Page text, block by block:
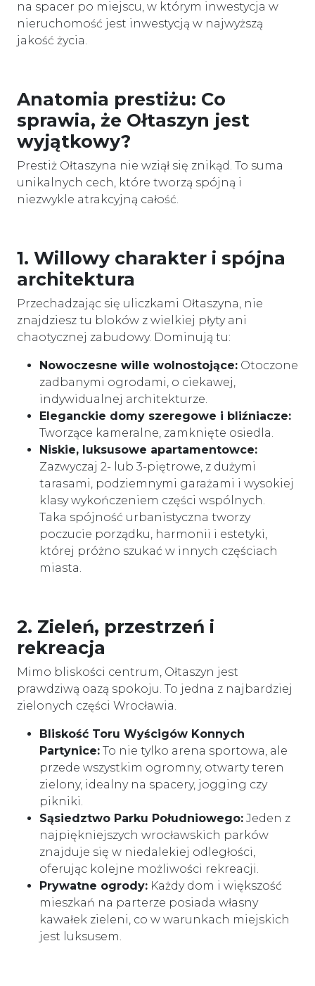
na spacer po miejscu, w którym inwestycja w
nieruchomość jest inwestycją w najwyższą
jakość życia.
Anatomia prestiżu: Co
sprawia, że Ołtaszyn jest
wyjątkowy?
Prestiż Ołtaszyna nie wziął się znikąd. To suma
unikalnych cech, które tworzą spójną i
niezwykle atrakcyjną całość.
1. Willowy charakter i spójna
architektura
Przechadzając się uliczkami Ołtaszyna, nie
znajdziesz tu bloków z wielkiej płyty ani
chaotycznej zabudowy. Dominują tu:
Nowoczesne wille wolnostojące: Otoczone
zadbanymi ogrodami, o ciekawej,
indywidualnej architekturze.
Eleganckie domy szeregowe i bliźniacze:
Tworzące kameralne, zamknięte osiedla.
Niskie, luksusowe apartamentowce:
Zazwyczaj 2- lub 3-piętrowe, z dużymi
tarasami, podziemnymi garażami i wysokiej
klasy wykończeniem części wspólnych.
Taka spójność urbanistyczna tworzy
poczucie porządku, harmonii i estetyki,
której próżno szukać w innych częściach
miasta.
2. Zieleń, przestrzeń i
rekreacja
Mimo bliskości centrum, Ołtaszyn jest
prawdziwą oazą spokoju. To jedna z najbardziej
zielonych części Wrocławia.
Bliskość Toru Wyścigów Konnych
Partynice: To nie tylko arena sportowa, ale
przede wszystkim ogromny, otwarty teren
zielony, idealny na spacery, jogging czy
pikniki.
Sąsiedztwo Parku Południowego: Jeden z
najpiękniejszych wrocławskich parków
znajduje się w niedalekiej odległości,
oferując kolejne możliwości rekreacji.
Prywatne ogrody: Każdy dom i większość
mieszkań na parterze posiada własny
kawałek zieleni, co w warunkach miejskich
jest luksusem.